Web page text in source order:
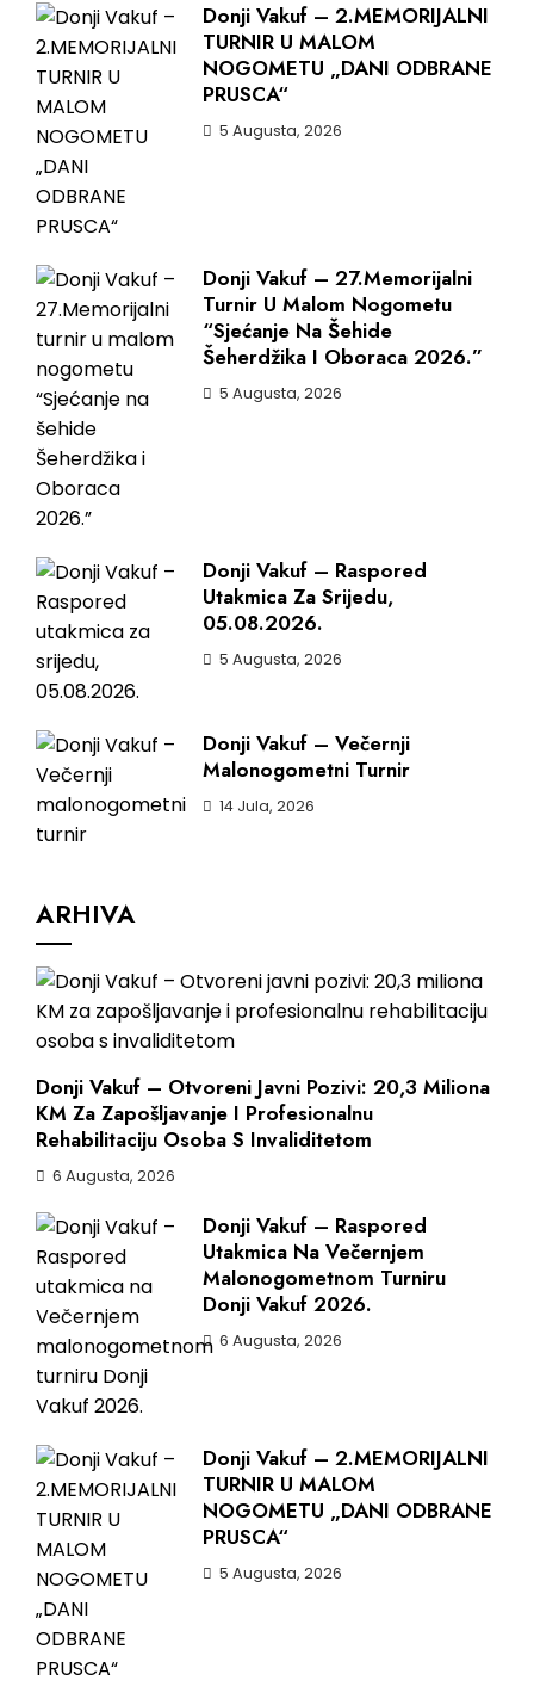
Donji Vakuf – 2.MEMORIJALNI
TURNIR U MALOM
NOGOMETU „DANI ODBRANE
PRUSCA“
5 Augusta, 2026
Donji Vakuf – 27.Memorijalni
Turnir U Malom Nogometu
“Sjećanje Na Šehide
Šeherdžika I Oboraca 2026.”
5 Augusta, 2026
Donji Vakuf – Raspored
Utakmica Za Srijedu,
05.08.2026.
5 Augusta, 2026
Donji Vakuf – Večernji
Malonogometni Turnir
14 Jula, 2026
ARHIVA
Donji Vakuf – Otvoreni Javni Pozivi: 20,3 Miliona
KM Za Zapošljavanje I Profesionalnu
Rehabilitaciju Osoba S Invaliditetom
6 Augusta, 2026
Donji Vakuf – Raspored
Utakmica Na Večernjem
Malonogometnom Turniru
Donji Vakuf 2026.
6 Augusta, 2026
Donji Vakuf – 2.MEMORIJALNI
TURNIR U MALOM
NOGOMETU „DANI ODBRANE
PRUSCA“
5 Augusta, 2026